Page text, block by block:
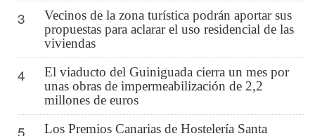
3
Vecinos de la zona turística podrán aportar sus
propuestas para aclarar el uso residencial de las
viviendas
4
El viaducto del Guiniguada cierra un mes por
unas obras de impermeabilización de 2,2
millones de euros
5
Los Premios Canarias de Hostelería Santa